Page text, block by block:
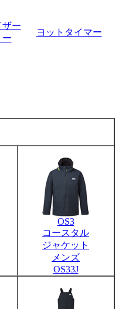
ザー
ー
ヨットタイマー
OS3
コースタル
ジャケット
メンズ
OS33J